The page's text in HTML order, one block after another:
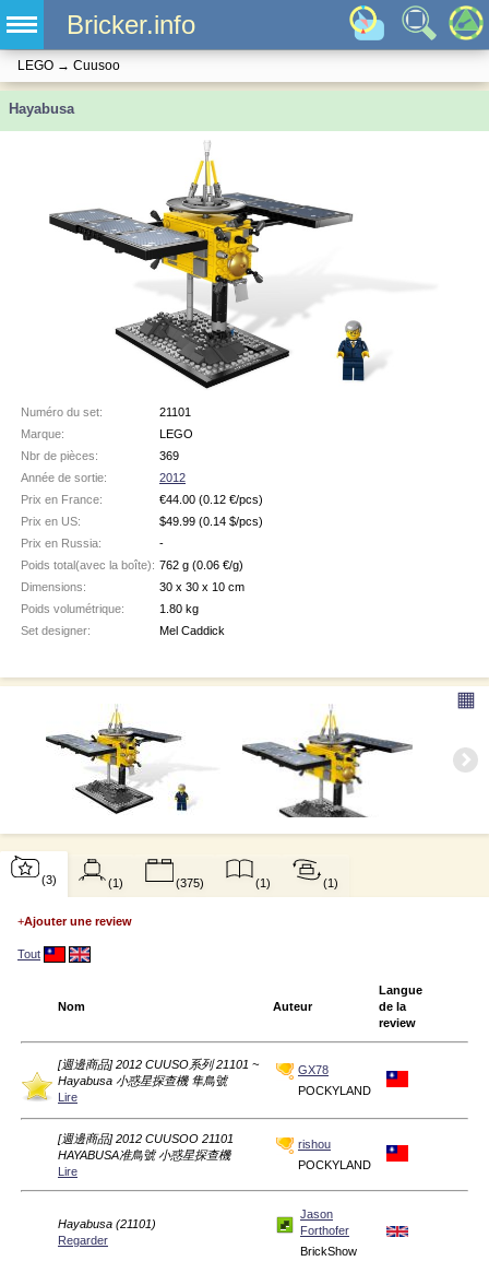
Bricker.info
LEGO → Cuusoo
Hayabusa
Numéro du set:
21101
Marque:
LEGO
Nbr de pièces:
369
Année de sortie:
2012
Prix en France:
€44.00 (0.12 €/pcs)
Prix en US:
$49.99 (0.14 $/pcs)
Prix en Russia:
-
Poids total(avec la boîte): 762 g (0.06 €/g)
Dimensions:
30 x 30 x 10 cm
Poids volumétrique:
1.80 kg
Set designer:
Mel Caddick
▦
(3)
+Ajouter une review
Tout
Nom Auteur
Langue
de la
review
[週邊商品] 2012 CUUSO系列 21101 ~
Hayabusa 小惑星探查機 隼鳥號
Lire
GX78
POCKYLAND
[週邊商品] 2012 CUUSOO 21101
HAYABUSA准鳥號 小惑星探查機
Lire
rishou
POCKYLAND
Hayabusa (21101)
Regarder
Jason
Forthofer
BrickShow
(1) (375) (1) (1)